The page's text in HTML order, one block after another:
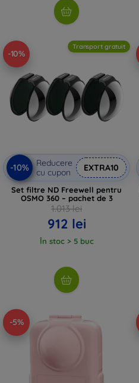
-10%
Transport gratuit
-10%
Reducere
cu cupon
EXTRA10
Set filtre ND Freewell pentru
OSMO 360 – pachet de 3
1.013 lei
912 lei
În stoc > 5 buc
-5%